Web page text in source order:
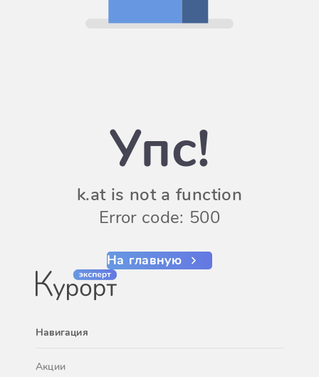
Упс!
k.at is not a function
Error code: 500
На главную
Навигация
Акции